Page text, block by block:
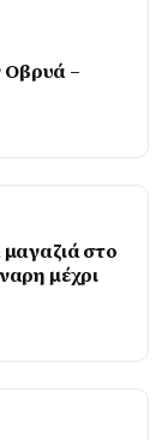
–
στο
μέχρι